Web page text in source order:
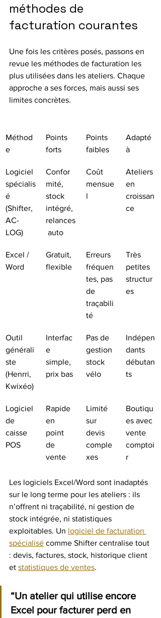
méthodes de
facturation courantes
Une fois les critères posés, passons en
revue les méthodes de facturation les
plus utilisées dans les ateliers. Chaque
approche a ses forces, mais aussi ses
limites concrètes.
Méthod
e
Points
forts
Points
faibles
Adapté
à
Logiciel
spécialis
é
(Shifter,
AC-
LOG)
Confor
mité,
stock
intégré,
relances
auto
Coût
mensue
l
Ateliers
en
croissan
ce
Excel /
Word
Gratuit,
flexible
Erreurs
fréquen
tes, pas
de
traçabili
té
Très
petites
structur
es
Outil
générali
ste
(Henrri,
Kwixéo)
Interfac
e
simple,
prix bas
Pas de
gestion
stock
vélo
Indépen
dants
débutan
ts
Logiciel
de
caisse
POS
Rapide
en
point
de
vente
Limité
sur
devis
comple
xes
Boutiqu
es avec
vente
comptoi
r
Les logiciels Excel/Word sont inadaptés
sur le long terme pour les ateliers : ils
n’offrent ni traçabilité, ni gestion de
stock intégrée, ni statistiques
exploitables. Un logiciel de facturation
spécialisé comme Shifter centralise tout
: devis, factures, stock, historique client
et statistiques de ventes.
“Un atelier qui utilise encore
Excel pour facturer perd en